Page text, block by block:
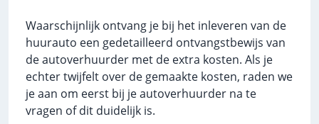
Waarschijnlijk ontvang je bij het inleveren van de
huurauto een gedetailleerd ontvangstbewijs van
de autoverhuurder met de extra kosten. Als je
echter twijfelt over de gemaakte kosten, raden we
je aan om eerst bij je autoverhuurder na te
vragen of dit duidelijk is.